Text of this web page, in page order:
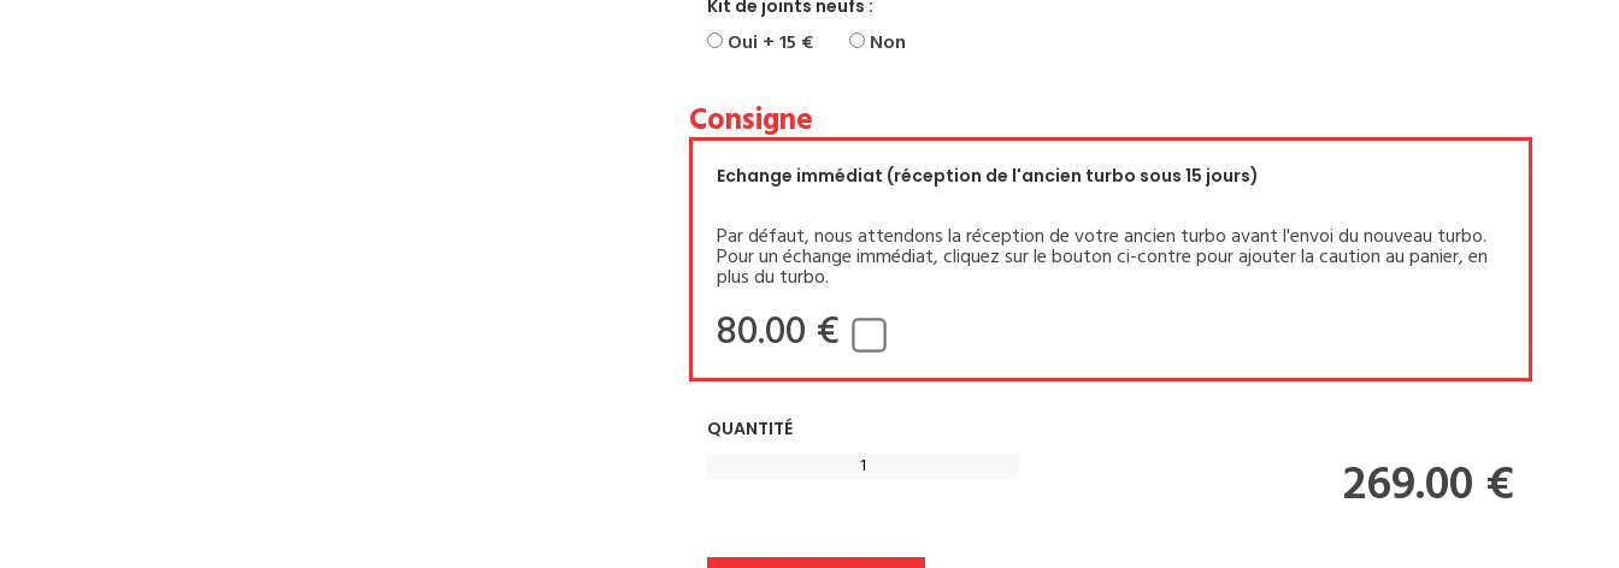
Kit de joints neufs :
Oui + 15 € Non
Consigne
Echange immédiat (réception de l'ancien turbo sous 15 jours)
Par défaut, nous attendons la réception de votre ancien turbo avant l'envoi du nouveau turbo.
Pour un échange immédiat, cliquez sur le bouton ci-contre pour ajouter la caution au panier, en
plus du turbo.
80.00 €
QUANTITÉ
269.00 €